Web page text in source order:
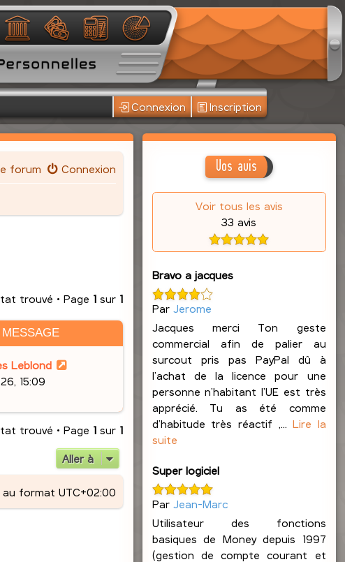
Connexion Inscription
Connexion
forum
trouvé • Page 1sur 1
Leblond
15:09
trouvé • Page 1sur 1
Aller à
au format UTC+02:00
Vos avis
Voir tous les avis
33 avis
Bravo a jacques
Par Jerome
Jacques merci Ton geste
commercial afin de palier au
surcout pris pas PayPal dû à
l’achat de la licence pour une
personne n’habitant l’UE est très
apprécié. Tu as été comme
d’habitude très réactif ,...Lire la
suite
Super logiciel
Par Jean-Marc
Utilisateur des fonctions
basiques de Money depuis 1997
(gestion de compte courant et